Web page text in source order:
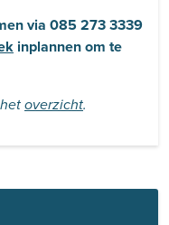
via 085 273 3339
inplannen om te
overzicht.